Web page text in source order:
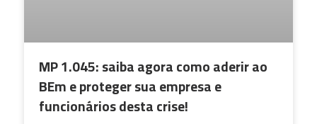
MP 1.045: saiba agora como aderir ao
BEm e proteger sua empresa e
funcionários desta crise!